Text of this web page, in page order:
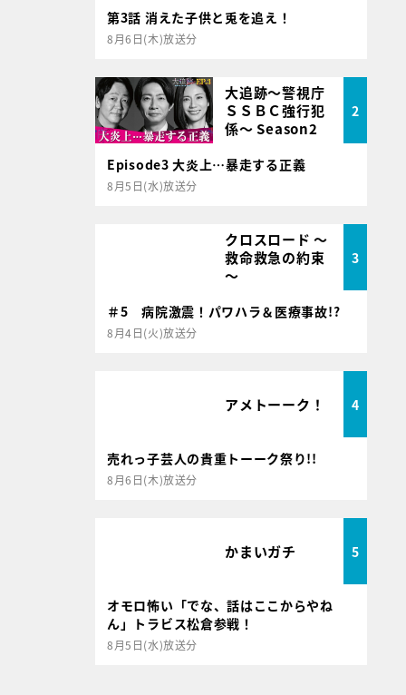
第3話 消えた子供と兎を追え！
8月6日(木)放送分
大追跡～警視庁
ＳＳＢＣ強行犯
係～ Season2
2
Episode3 大炎上…暴走する正義
8月5日(水)放送分
クロスロード ～
救命救急の約束
～
3
＃5 病院激震！パワハラ＆医療事故!?
8月4日(火)放送分
アメトーーク！ 4
売れっ子芸人の貴重トーーク祭り!!
8月6日(木)放送分
かまいガチ 5
オモロ怖い「でな、話はここからやね
ん」トラビス松倉参戦！
8月5日(水)放送分